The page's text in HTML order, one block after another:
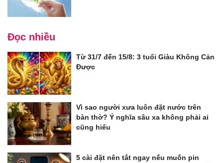
Đọc nhiều
Từ 31/7 đến 15/8: 3 tuổi Giàu Không Cản
Được
Vì sao người xưa luôn đặt nước trên
bàn thờ? Ý nghĩa sâu xa không phải ai
cũng hiểu
5 cài đặt nên tắt ngay nếu muốn pin